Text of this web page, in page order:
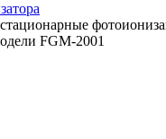
FGM-2001